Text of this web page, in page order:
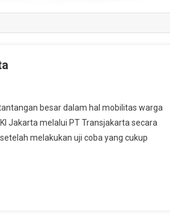
besar dalam hal mobilitas warga
Jakarta melalui PT Transjakarta secara
melakukan uji coba yang cukup